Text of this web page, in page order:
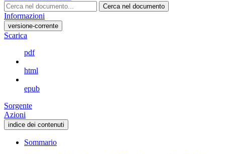
Cerca nel documento
Informazioni
versione-corrente
Scarica
pdf
html
epub
Sorgente
Azioni
indice dei contenuti
Sommario